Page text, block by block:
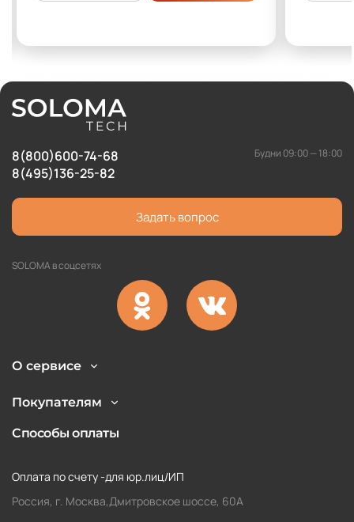
8(800)600-74-68
8(495)136-25-82
Будни 09:00 — 18:00
Задать вопрос
SOLOMA в соцсетях
О сервисе
Покупателям
Способы оплаты
Оплата по счету -для юр.лиц/ИП
Россия, г. Москва,Дмитровское шоссе, 60А